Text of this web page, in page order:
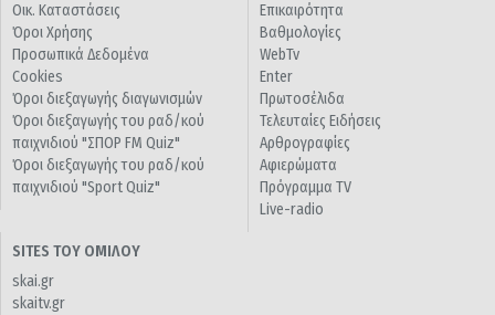
Οικ. Καταστάσεις
Όροι Χρήσης
Προσωπικά Δεδομένα
Cookies
Όροι διεξαγωγής διαγωνισμών
Όροι διεξαγωγής του ραδ/κού
παιχνιδιού "ΣΠΟΡ FM Quiz"
Όροι διεξαγωγής του ραδ/κού
παιχνιδιού "Sport Quiz"
Επικαιρότητα
Βαθμολογίες
WebTv
Enter
Πρωτοσέλιδα
Τελευταίες Ειδήσεις
Αρθρογραφίες
Αφιερώματα
Πρόγραμμα TV
Live-radio
SITES ΤΟΥ ΟΜΙΛΟΥ
skai.gr
skaitv.gr